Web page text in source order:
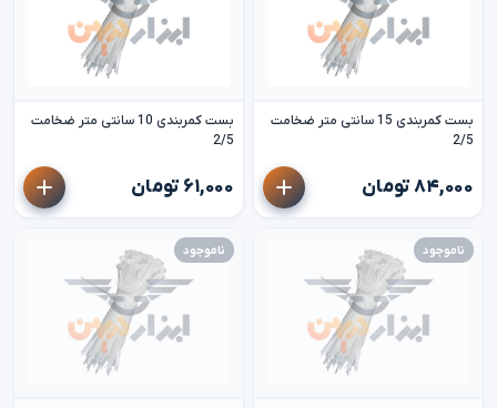
بست کمربندی 15 سانتی متر ضخامت
2/5
۸۴,۰۰۰ تومان
بست کمربندی 10 سانتی متر ضخامت
2/5
۶۱,۰۰۰ تومان
ناموجود ناموجود